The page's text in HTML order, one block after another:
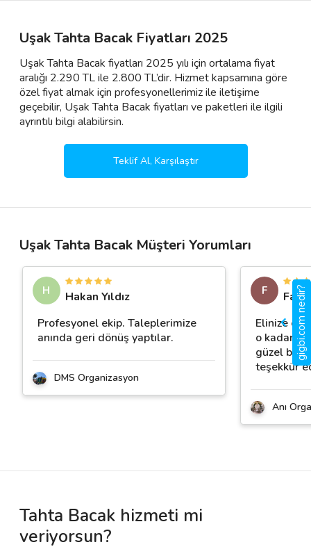
Uşak Tahta Bacak Fiyatları 2025
Uşak Tahta Bacak fiyatları 2025 yılı için ortalama fiyat
aralığı 2.290 TL ile 2.800 TL’dir. Hizmet kapsamına göre
özel fiyat almak için profesyonellerimiz ile iletişime
geçebilir, Uşak Tahta Bacak fiyatları ve paketleri ile ilgili
ayrıntılı bilgi alabilirsin.
Teklif Al, Karşılaştır
Uşak Tahta Bacak Müşteri Yorumları
H
Hakan Yıldız
Profesyonel ekip. Taleplerimize
anında geri dönüş yaptılar.
DMS Organizasyon
F
Elinize
o kadar
güzel bir
teşekkür
Anı
Tahta Bacak hizmeti mi
veriyorsun?
gigbi.com nedir?